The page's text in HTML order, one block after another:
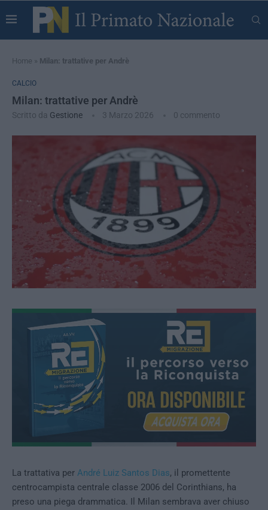
Home » Milan: trattative per Andrè
CALCIO
Milan: trattative per Andrè
Scritto da Gestione 3 Marzo 2026 0 commento
La trattativa per André Luiz Santos Dias, il promettente
centrocampista centrale classe 2006 del Corinthians, ha
preso una piega drammatica. Il Milan sembrava aver chiuso